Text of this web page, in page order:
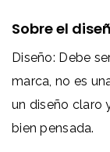
Sobre el
Diseño: Debe
marca, no es
un diseño claro
bien pensada.